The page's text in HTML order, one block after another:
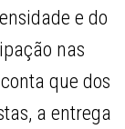
e do
nas
que dos
a entrega